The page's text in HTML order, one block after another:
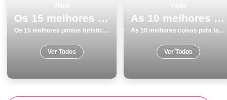
Os 15 melhores pontos turisticos para visitar em Portalegre
Os 15 melhores pontos turisticos para visitar em Portalegre
Ver Todos
As 10 melhores coisas para fazer e visitar em Coimbra
As 10 melhores coisas para fazer e visitar em Coimbra
Ver Todos